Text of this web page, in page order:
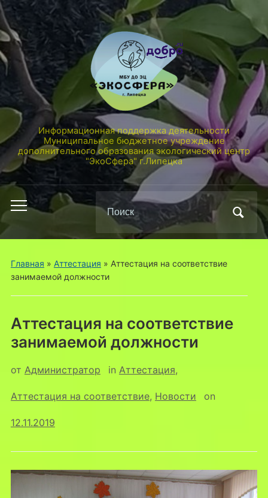
Информационная поддержка деятельности
Муниципальное бюджетное учреждение
дополнительного образования экологический центр
"ЭкоСфера" г.Липецка
Переключить
меню
Поиск
по:
Главная » Аттестация » Аттестация на соответствие
занимаемой должности
Аттестация на соответствие
занимаемой должности
от Администратор in Аттестация,
Аттестация на соответствие, Новости on
12.11.2019